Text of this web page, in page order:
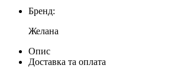
Бренд:
Желана
Опис
Доставка та оплата